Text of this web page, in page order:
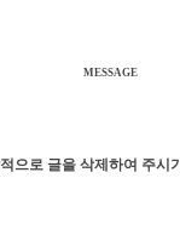
MESSAGE
으로 글을 삭제하여 주시